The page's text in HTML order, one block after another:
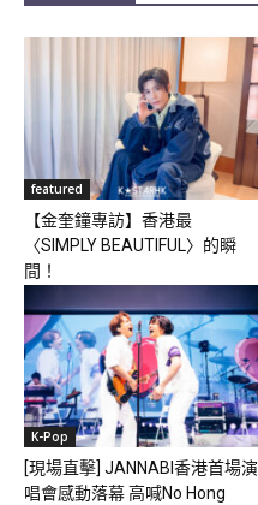
featured
【金奎鐘專訪】香港最
〈SIMPLY BEAUTIFUL〉的瞬
間！
K-Pop
[現場直擊] JANNABI香港首場演
唱會感動落幕 高喊No Hong